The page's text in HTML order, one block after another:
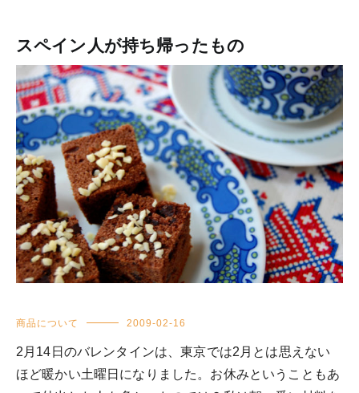
スペイン人が持ち帰ったもの
商品について 2009-02-16
2月14日のバレンタインは、東京では2月とは思えない
ほど暖かい土曜日になりました。お休みということもあ